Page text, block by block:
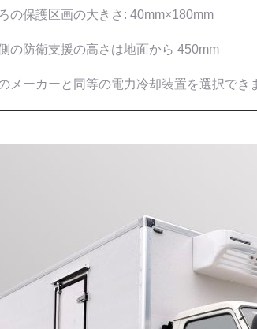
の保護区画の大きさ: 40mm×180mm
の防衛支援の高さは地面から 450mm
メーカーと同等の電力冷却装置を選択でき